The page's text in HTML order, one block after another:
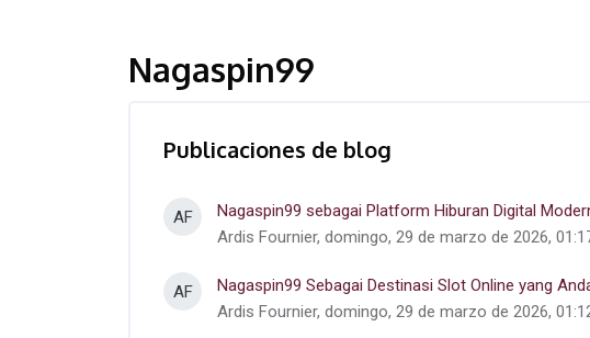
Nagaspin99
Publicaciones de blog
AF
Nagaspin99 sebagai Platform Hiburan Digital
Ardis Fournier, domingo, 29 de marzo de 2026,
AF
Nagaspin99 Sebagai Destinasi Slot Online yang
Ardis Fournier, domingo, 29 de marzo de 2026,